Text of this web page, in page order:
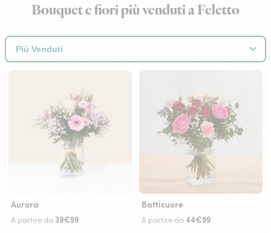
Bouquet e fiori più venduti a Feletto
Aurora
A partire da 39€99
Batticuore
A partire da 44€99